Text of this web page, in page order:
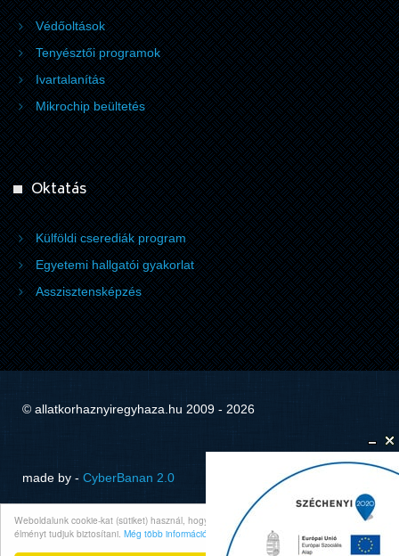
Weboldalunk cookie-kat (sütiket) használ, hogy böngészése során a lehető legjobb
élményt tudjuk biztosítani. Még több információ
Védőoltások
Tenyésztői programok
Ivartalanítás
Mikrochip beültetés
Oktatás
Külföldi cserediák program
Egyetemi hallgatói gyakorlat
Asszisztensképzés
© allatkorhaznyiregyhaza.hu 2009 - 2026
made by - CyberBanan 2.0